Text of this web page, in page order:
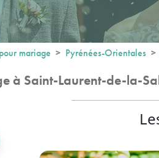
mariage Pyrénées-Orientales
à Saint-Laurent-de-la-